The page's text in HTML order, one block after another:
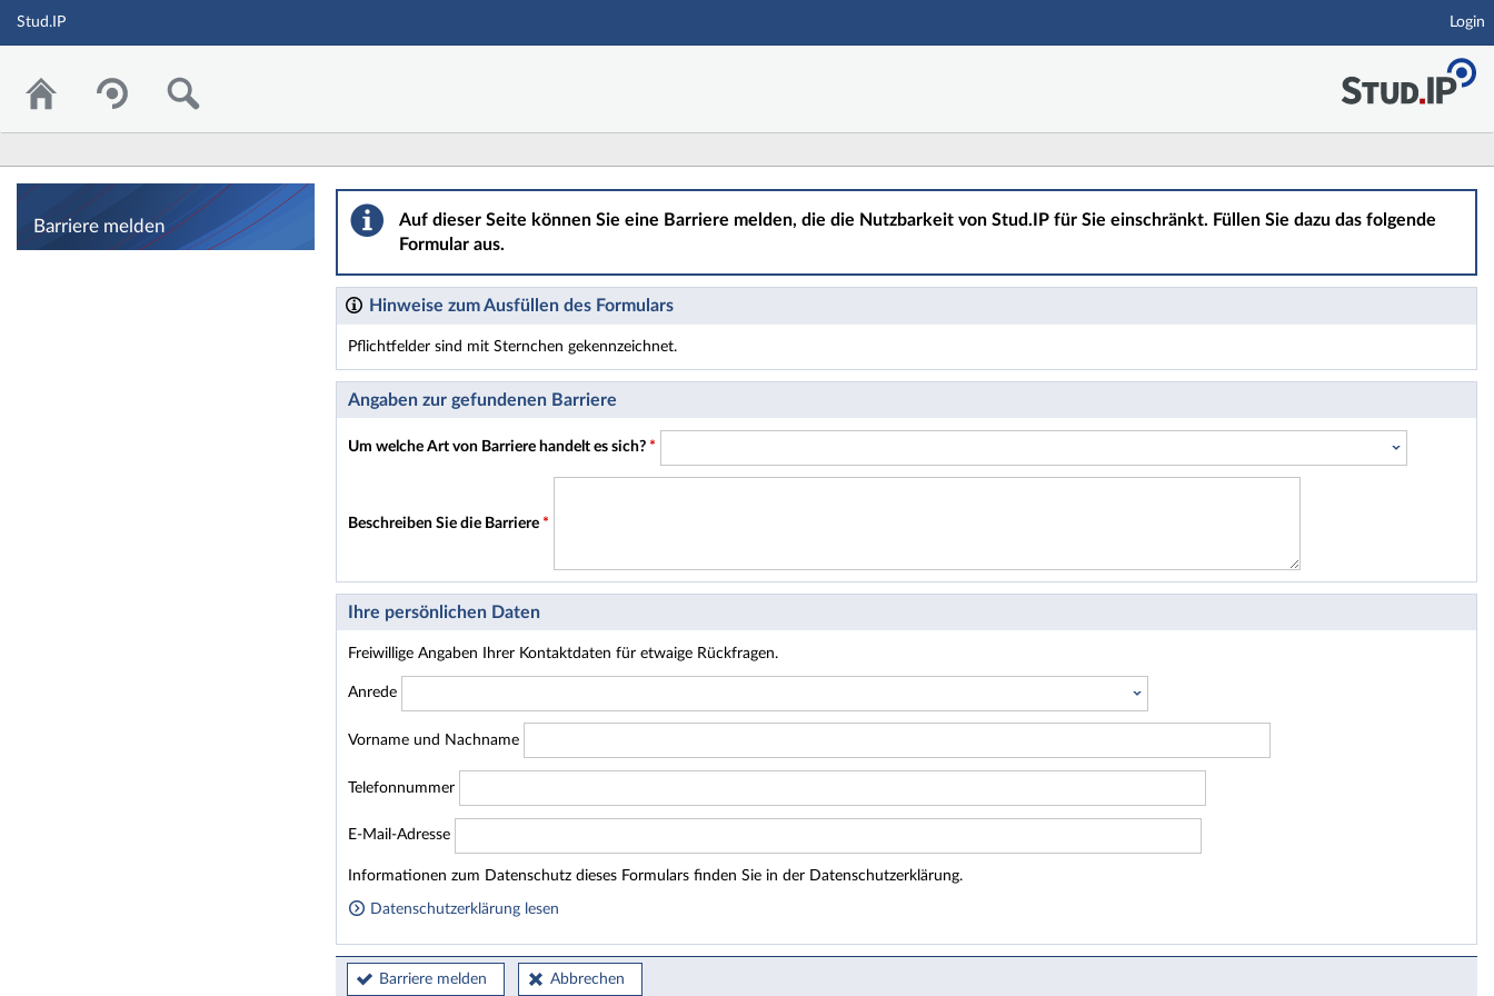
Hauptnavigation
Stud.IP Login
Barriere melden
Barriere melden
Auf dieser Seite können Sie eine Barriere melden, die die Nutzbarkeit von Stud.IP für Sie einschränkt. Füllen Sie dazu das folgende
Formular aus.
Hinweise zum Ausfüllen des Formulars
Pflichtfelder sind mit Sternchen gekennzeichnet.
Dieses Formular enthält Pflichtfelder.
Angaben zur gefundenen Barriere
Um welche Art von Barriere handelt es sich? *
Beschreiben Sie die Barriere *
Ihre persönlichen Daten
Freiwillige Angaben Ihrer Kontaktdaten für etwaige Rückfragen.
Anrede
Vorname und Nachname
Telefonnummer
E-Mail-Adresse
Homepage
Informationen zum Datenschutz dieses Formulars finden Sie in der Datenschutzerklärung.
Datenschutzerklärung lesen
Barriere melden Abbrechen